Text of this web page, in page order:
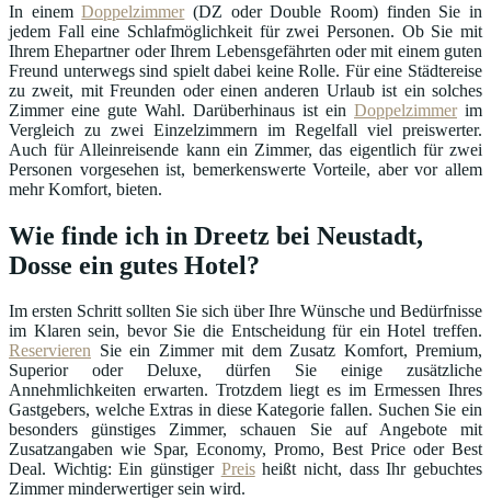
In einemDoppelzimmer(DZ oder Double Room) finden Sie in
jedem Fall eine Schlafmöglichkeit für zwei Personen. Ob Sie mit
Ihrem Ehepartner oder Ihrem Lebensgefährten oder mit einem guten
Freund unterwegs sind spielt dabei keine Rolle. Für eine Städtereise
zu zweit, mit Freunden oder einen anderen Urlaub ist ein solches
Zimmer eine gute Wahl. Darüberhinaus ist ein Doppelzimmerim
Vergleich zu zwei Einzelzimmern im Regelfall viel preiswerter.
Auch für Alleinreisende kann ein Zimmer, das eigentlich für zwei
Personen vorgesehen ist, bemerkenswerte Vorteile, aber vor allem
mehr Komfort, bieten.
Wie finde ich in Dreetz bei Neustadt,
Dosse ein gutes Hotel?
Im ersten Schritt sollten Sie sich über Ihre Wünsche und Bedürfnisse
im Klaren sein, bevor Sie die Entscheidung für ein Hotel treffen.
Reservieren Sie ein Zimmer mit dem Zusatz Komfort, Premium,
Superior oder Deluxe, dürfen Sie einige zusätzliche
Annehmlichkeiten erwarten. Trotzdem liegt es im Ermessen Ihres
Gastgebers, welche Extras in diese Kategorie fallen. Suchen Sie ein
besonders günstiges Zimmer, schauen Sie auf Angebote mit
Zusatzangaben wie Spar, Economy, Promo, Best Price oder Best
Deal. Wichtig: Ein günstiger Preisheißt nicht, dass Ihr gebuchtes
Zimmer minderwertiger sein wird.